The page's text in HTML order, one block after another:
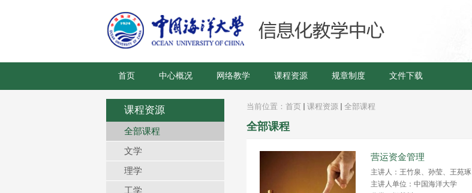
首页 中心概况 网络教学 课程资源 规章制度 文件下载
课程资源
全部课程
文学
理学
工学
当前位置： 首页 课程资源 全部课程
全部课程
营运资金管理
主讲人：王竹泉、孙莹、王苑琢
主讲人单位：中国海洋大学